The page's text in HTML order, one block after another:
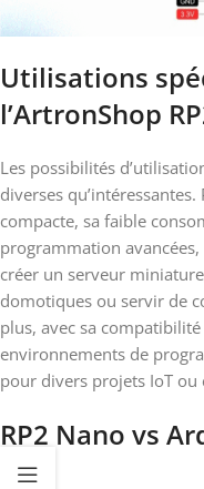
Utilisations
l’ArtronShop
Les possibilités
diverses
compacte, sa faible
programmation
créer un serveur
domotiques ou servir de
plus, avec sa
environnements de
pour divers projets IoT ou
RP2 Nano vs